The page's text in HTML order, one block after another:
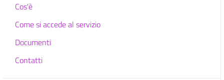
Cos'è
Come si accede al servizio
Documenti
Contatti